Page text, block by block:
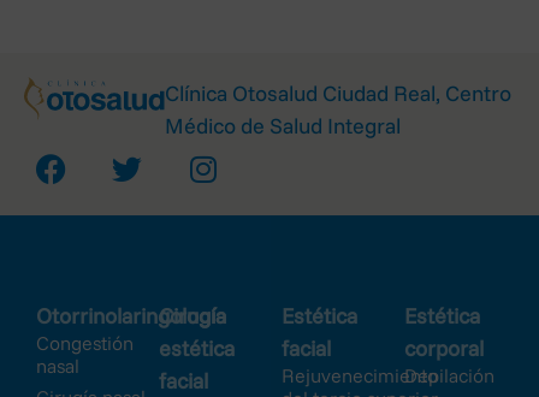
Clínica Otosalud Ciudad Real, Centro
Médico de Salud Integral
Otorrinolaringología
Congestión
nasal
Cirugía
estética
facial
Estética
facial
Rejuvenecimiento
Estética
corporal
Depilación